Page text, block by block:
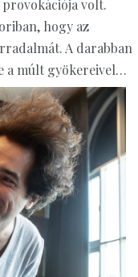
provokációja volt.
hogy az
A darabban
a múlt gyökereivel…